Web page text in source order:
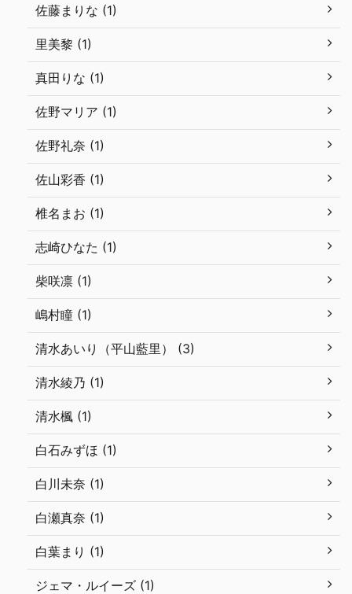
佐藤まりな (1)
里美黎 (1)
真田りな (1)
佐野マリア (1)
佐野礼奈 (1)
佐山彩香 (1)
椎名まお (1)
志崎ひなた (1)
柴咲凛 (1)
嶋村瞳 (1)
清水あいり（平山藍里） (3)
清水綾乃 (1)
清水楓 (1)
白石みずほ (1)
白川未奈 (1)
白瀬真奈 (1)
白葉まり (1)
ジェマ・ルイーズ (1)